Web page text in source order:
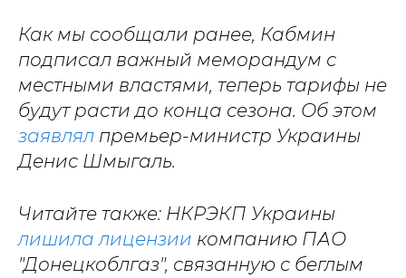
Как мы сообщали ранее, Кабмин
подписал важный меморандум с
местными властями, теперь тарифы не
будут расти до конца сезона. Об этом
заявлял премьер-министр Украины
Денис Шмыгаль.
Читайте также: НКРЭКП Украины
лишила лицензии компанию ПАО
"Донецкоблгаз", связанную с беглым